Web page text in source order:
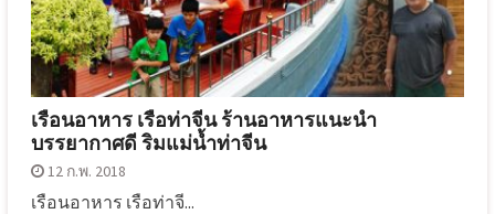
เรือนอาหาร เรือท่าจีน ร้านอาหารแนะนำ
บรรยากาศดี ริมแม่น้ำท่าจีน
12 ก.พ. 2018
เรือนอาหาร เรือท่าจี...